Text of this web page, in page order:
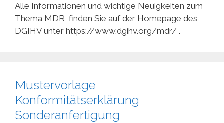
Alle Informationen und wichtige Neuigkeiten zum
Thema MDR, finden Sie auf der Homepage des
DGIHV unter https://www.dgihv.org/mdr/ .
Mustervorlage
Konformitätserklärung
Sonderanfertigung